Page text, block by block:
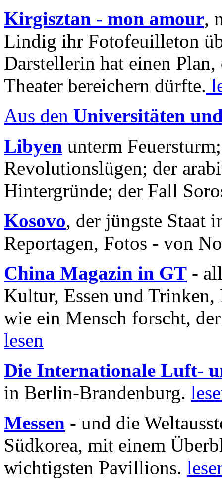
Kirgisztan - mon amour,
Lindig ihr Fotofeuilleton
Darstellerin hat einen Plan,
Theater bereichern dürfte.
Aus den Universitäten
Libyen unterm
Revolutionslügen; der
Hintergründe; der Fall
Kosovo, der jüngste Staat
Reportagen, Fotos - von
China Magazin in GT -
Kultur, Essen und
wie ein Mensch forscht,
lesen
Die Internationale Luft-
in Berlin-Brandenburg.
Messen - und die
Südkorea, mit einem
wichtigsten Pavillions.